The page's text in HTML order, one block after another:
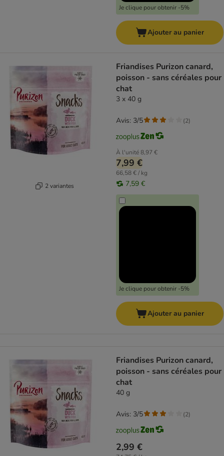
Je clique pour obtenir -5%
Ajouter au panier
2 variantes
Friandises Purizon canard,
poisson - sans céréales pour
chat
3 x 40 g
À l'unité8,97 €
7,99 €
66,58 € / kg
7,59 €
Je clique pour obtenir -5%
Avis: 3/5 (2)
Ajouter au panier
Friandises Purizon canard,
poisson - sans céréales pour
chat
40 g
2,99 €
Avis: 3/5 (2)